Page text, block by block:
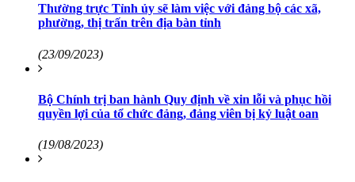
Thường trực Tỉnh ủy sẽ làm việc với đảng bộ các xã,
phường, thị trấn trên địa bàn tỉnh
(23/09/2023)
Bộ Chính trị ban hành Quy định về xin lỗi và phục hồi
quyền lợi của tổ chức đảng, đảng viên bị kỷ luật oan
(19/08/2023)